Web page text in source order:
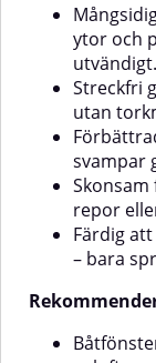
eller svampa på, låt
sköljFungerar även
rost och
färg och
skrov, vattenlinje,
avgasutsläpp och
använder du Koch-
Yellow
användning: Vid
missfärgningSpäd
vatten: Vid lättare
en svamp eller
stryk på
verka kort – skölj
med
ytor och
utvändigt.
Streckfri
utan
svampar
repor
Färdig
– bara